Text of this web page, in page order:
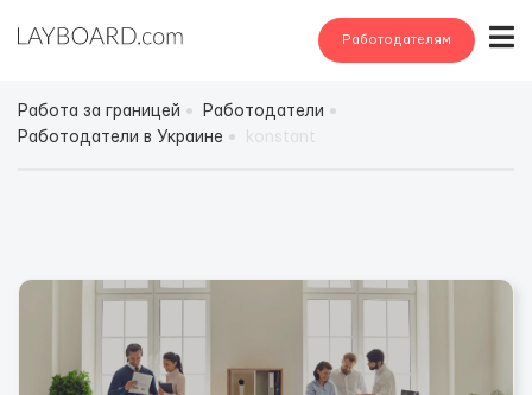
Работодателям
Работа за границей
Работодатели
Работодатели в Украине